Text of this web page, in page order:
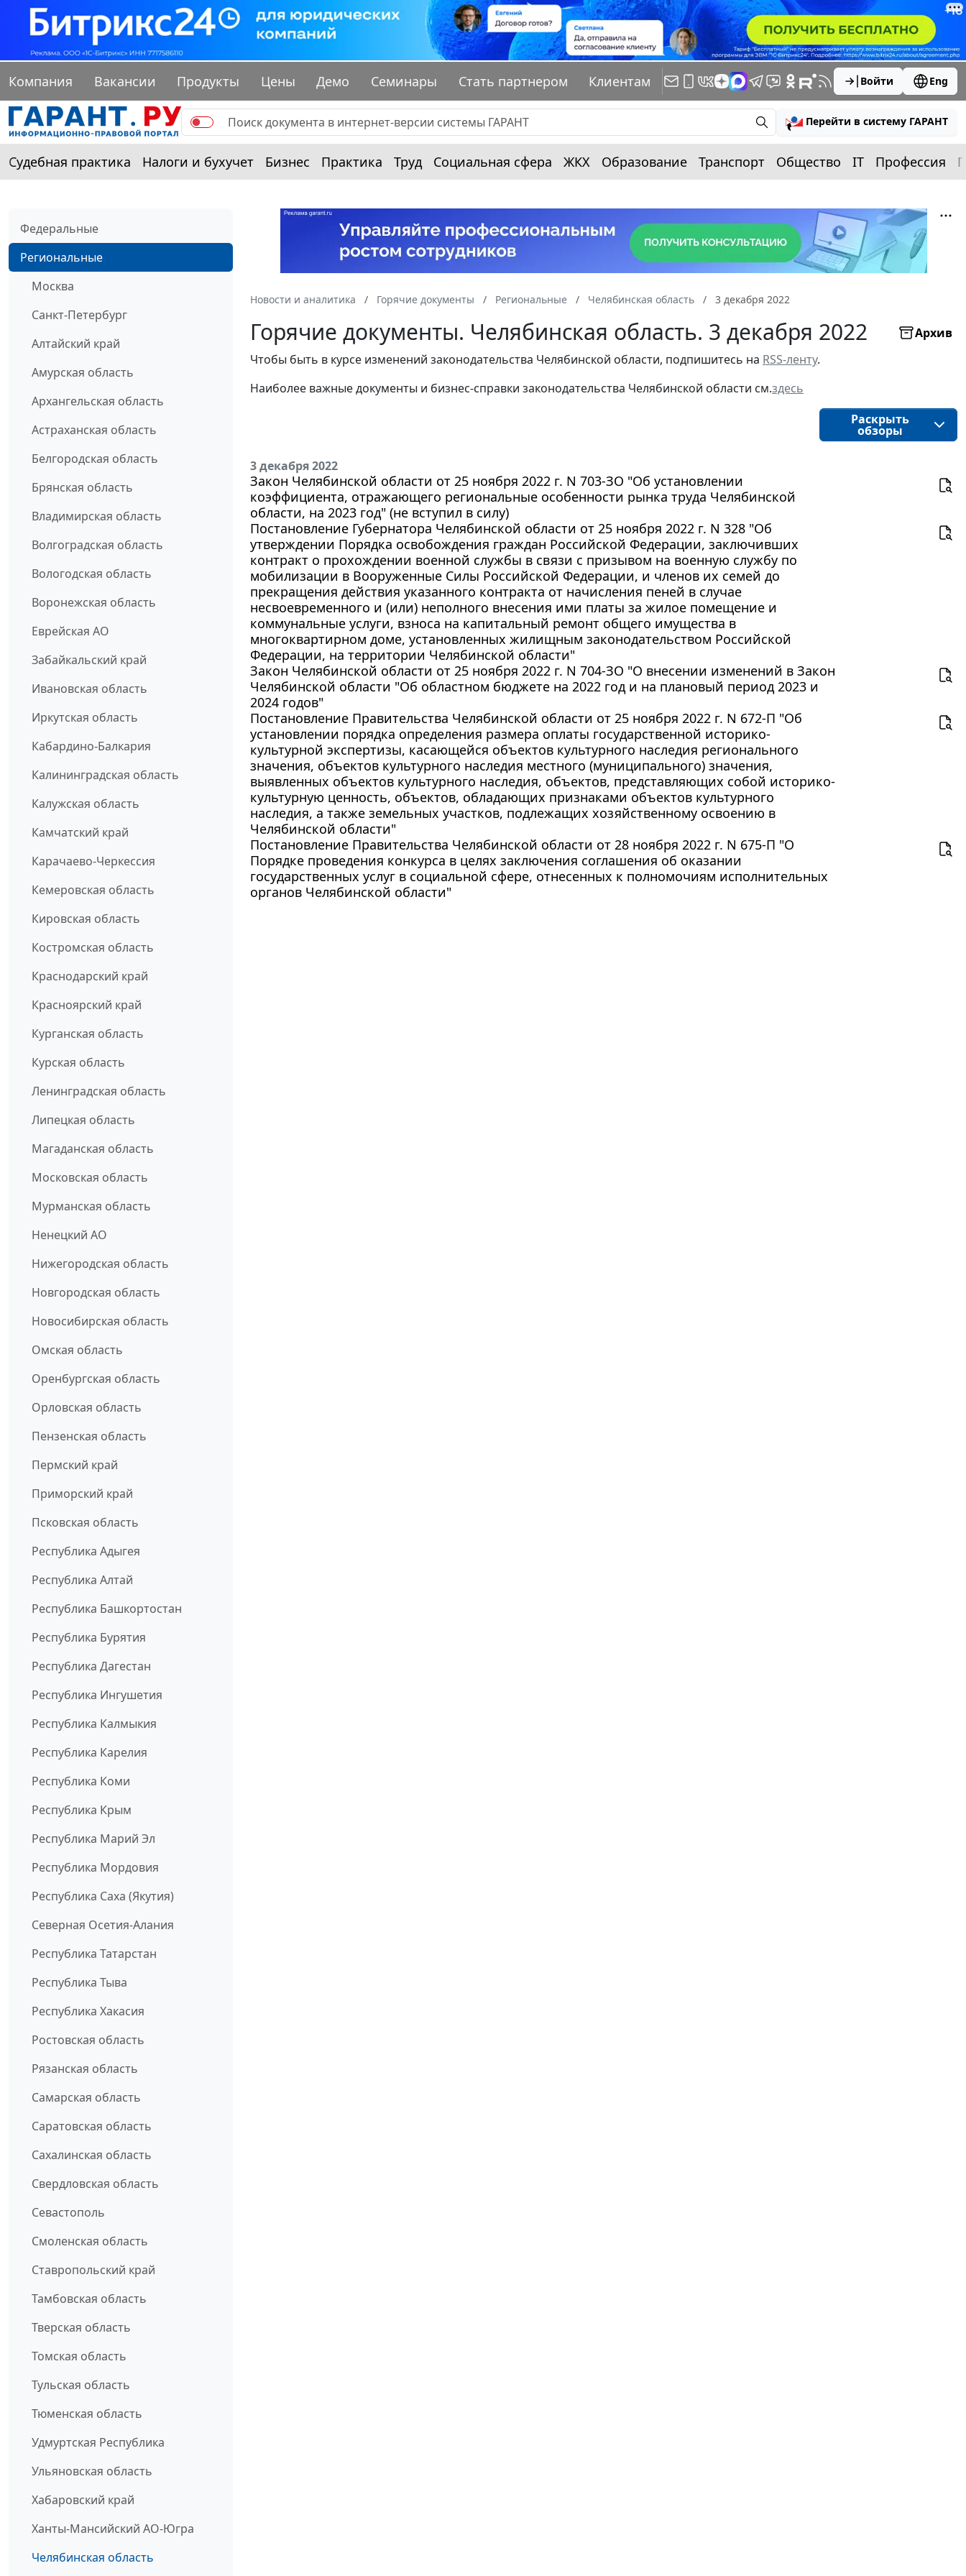
Компания Вакансии Продукты Цены Демо Семинары Стать партнером Клиентам Войти Eng
Перейти в систему ГАРАНТ
Судебная практика Налоги и бухучет Бизнес Практика Труд Социальная сфера ЖКХ Образование Транспорт Общество IT Профессия
Федеральные
Региональные
Москва
Санкт-Петербург
Алтайский край
Амурская область
Архангельская область
Астраханская область
Белгородская область
Брянская область
Владимирская область
Волгоградская область
Вологодская область
Воронежская область
Еврейская АО
Забайкальский край
Ивановская область
Иркутская область
Кабардино-Балкария
Калининградская область
Калужская область
Камчатский край
Карачаево-Черкессия
Кемеровская область
Кировская область
Костромская область
Краснодарский край
Красноярский край
Курганская область
Курская область
Ленинградская область
Липецкая область
Магаданская область
Московская область
Мурманская область
Ненецкий АО
Нижегородская область
Новгородская область
Новосибирская область
Омская область
Оренбургская область
Орловская область
Пензенская область
Пермский край
Приморский край
Псковская область
Республика Адыгея
Республика Алтай
Республика Башкортостан
Республика Бурятия
Республика Дагестан
Республика Ингушетия
Республика Калмыкия
Республика Карелия
Республика Коми
Республика Крым
Республика Марий Эл
Республика Мордовия
Республика Саха (Якутия)
Северная Осетия-Алания
Республика Татарстан
Республика Тыва
Республика Хакасия
Ростовская область
Рязанская область
Самарская область
Саратовская область
Сахалинская область
Свердловская область
Севастополь
Смоленская область
Ставропольский край
Тамбовская область
Тверская область
Томская область
Тульская область
Тюменская область
Удмуртская Республика
Ульяновская область
Хабаровский край
Ханты-Мансийский АО-Югра
Челябинская область
Новости и аналитика Горячие документы Региональные Челябинская область 3 декабря 2022
Горячие документы. Челябинская область. 3 декабря 2022
Архив
Чтобы быть в курсе изменений законодательства Челябинской области, подпишитесь на RSS-ленту.
Наиболее важные документы и бизнес-справки законодательства Челябинской области см.здесь
Раскрыть
обзоры
3 декабря 2022
Закон Челябинской области от 25 ноября 2022 г. N 703-ЗО "Об установлении
коэффициента, отражающего региональные особенности рынка труда Челябинской
области, на 2023 год" (не вступил в силу)
Постановление Губернатора Челябинской области от 25 ноября 2022 г. N 328 "Об
утверждении Порядка освобождения граждан Российской Федерации, заключивших
контракт о прохождении военной службы в связи с призывом на военную службу по
мобилизации в Вооруженные Силы Российской Федерации, и членов их семей до
прекращения действия указанного контракта от начисления пеней в случае
несвоевременного и (или) неполного внесения ими платы за жилое помещение и
коммунальные услуги, взноса на капитальный ремонт общего имущества в
многоквартирном доме, установленных жилищным законодательством Российской
Федерации, на территории Челябинской области"
Закон Челябинской области от 25 ноября 2022 г. N 704-ЗО "О внесении изменений в Закон
Челябинской области "Об областном бюджете на 2022 год и на плановый период 2023 и
2024 годов"
Постановление Правительства Челябинской области от 25 ноября 2022 г. N 672-П "Об
установлении порядка определения размера оплаты государственной историко-
культурной экспертизы, касающейся объектов культурного наследия регионального
значения, объектов культурного наследия местного (муниципального) значения,
выявленных объектов культурного наследия, объектов, представляющих собой историко-
культурную ценность, объектов, обладающих признаками объектов культурного
наследия, а также земельных участков, подлежащих хозяйственному освоению в
Челябинской области"
Постановление Правительства Челябинской области от 28 ноября 2022 г. N 675-П "О
Порядке проведения конкурса в целях заключения соглашения об оказании
государственных услуг в социальной сфере, отнесенных к полномочиям исполнительных
органов Челябинской области"